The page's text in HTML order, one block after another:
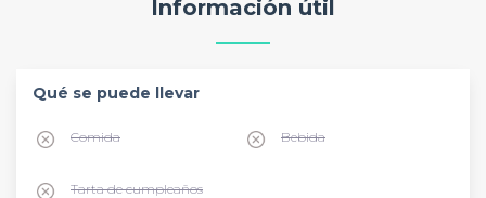
Información útil
Qué se puede llevar
Comida Bebida
Tarta de cumpleaños